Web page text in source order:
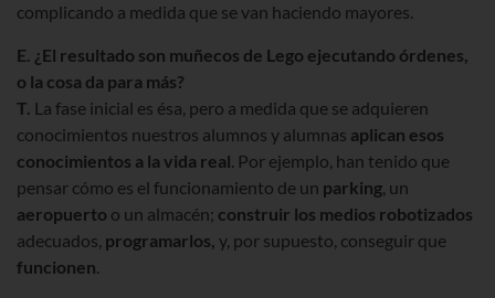
complicando a medida que se van haciendo mayores.
E. ¿El resultado son muñecos de Lego ejecutando órdenes,
o la cosa da para más?
T. La fase inicial es ésa, pero a medida que se adquieren
conocimientos nuestros alumnos y alumnas aplican esos
conocimientos a la vida real. Por ejemplo, han tenido que
pensar cómo es el funcionamiento de un parking, un
aeropuerto o un almacén; construir los medios robotizados
adecuados, programarlos, y, por supuesto, conseguir que
funcionen.